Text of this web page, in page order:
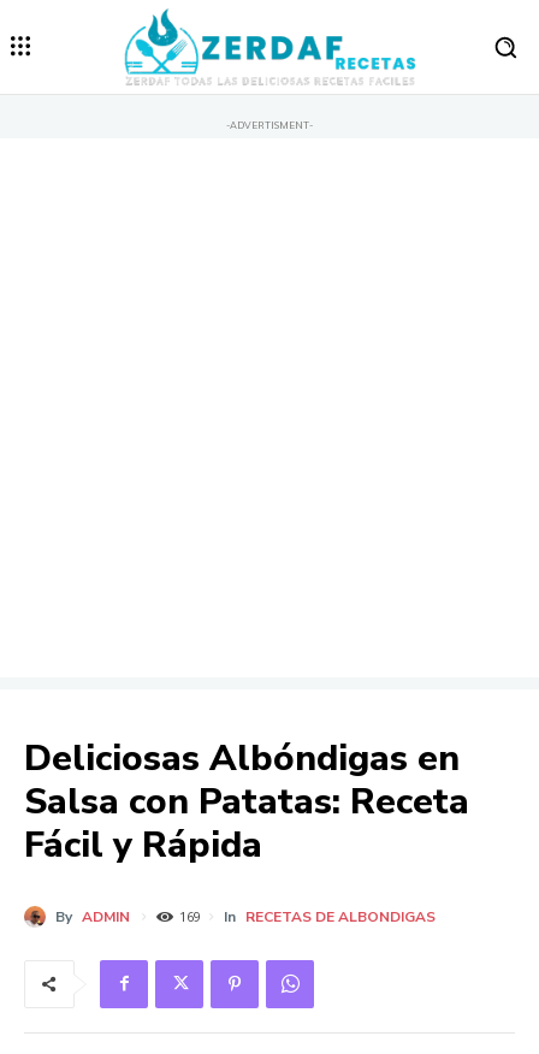
-ADVERTISMENT-
Deliciosas Albóndigas en
Salsa con Patatas: Receta
Fácil y Rápida
By ADMIN 169 In RECETAS DE ALBONDIGAS